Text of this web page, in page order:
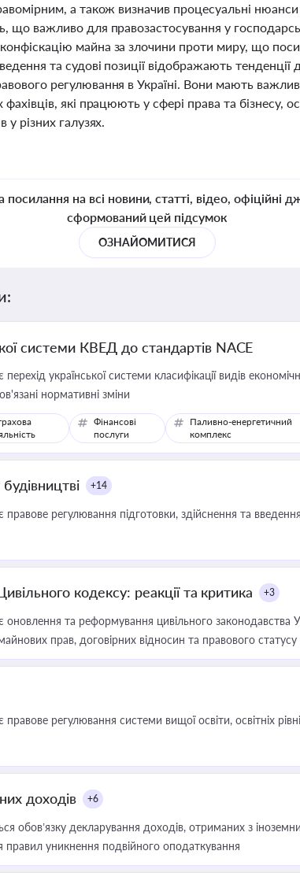
а також визначив процесуальні нюанси
що важливо для правозастосування у
майна за злочини проти миру, що
та судові позиції відображають
регулювання в Україні. Вони мають
які працюють у сфері права та бізнесу,
у різних галузях.
на всі новини, статті, відео, офіційні
сформований цей підсумок
ОЗНАЙОМИТИСЯ
системи КВЕД до стандартів NACE
української системи класифікації видів
нормативні зміни
Фінансові
послуги
Паливно-енергетичний
комплекс
+14
регулювання підготовки, здійснення та
кодексу: реакції та критика +3
оновлення та реформування цивільного законодавства
прав, договірних відносин та правового статусу
регулювання системи вищої освіти, освітніх
доходів +6
обов’язку декларування доходів, отриманих з
правил уникнення подвійного оподаткування